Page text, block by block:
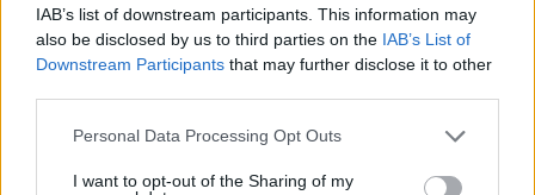
IAB’s list of downstream participants. This information may
also be disclosed by us to third parties on the IAB’s List of
Downstream Participants that may further disclose it to other
Please note that this website/app uses one or more Google
not limited to your visit or usage behaviour. You may click to
Personal Data Processing Opt Outs
I want to opt-out of the Sharing of my
dim
19.02.2021, 19:10
Άσχετο αλλά τα λεφτά που είχε καταχραστεί η τάδε
εταιρεία ... τα επέστρεψε ?